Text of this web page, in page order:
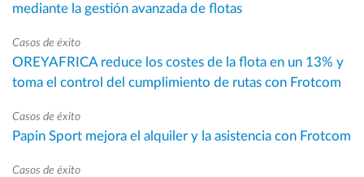
mediante la gestión avanzada de flotas
Casos de éxito
OREYAFRICA reduce los costes de la flota en un 13% y
toma el control del cumplimiento de rutas con Frotcom
Casos de éxito
Papin Sport mejora el alquiler y la asistencia con Frotcom
Casos de éxito